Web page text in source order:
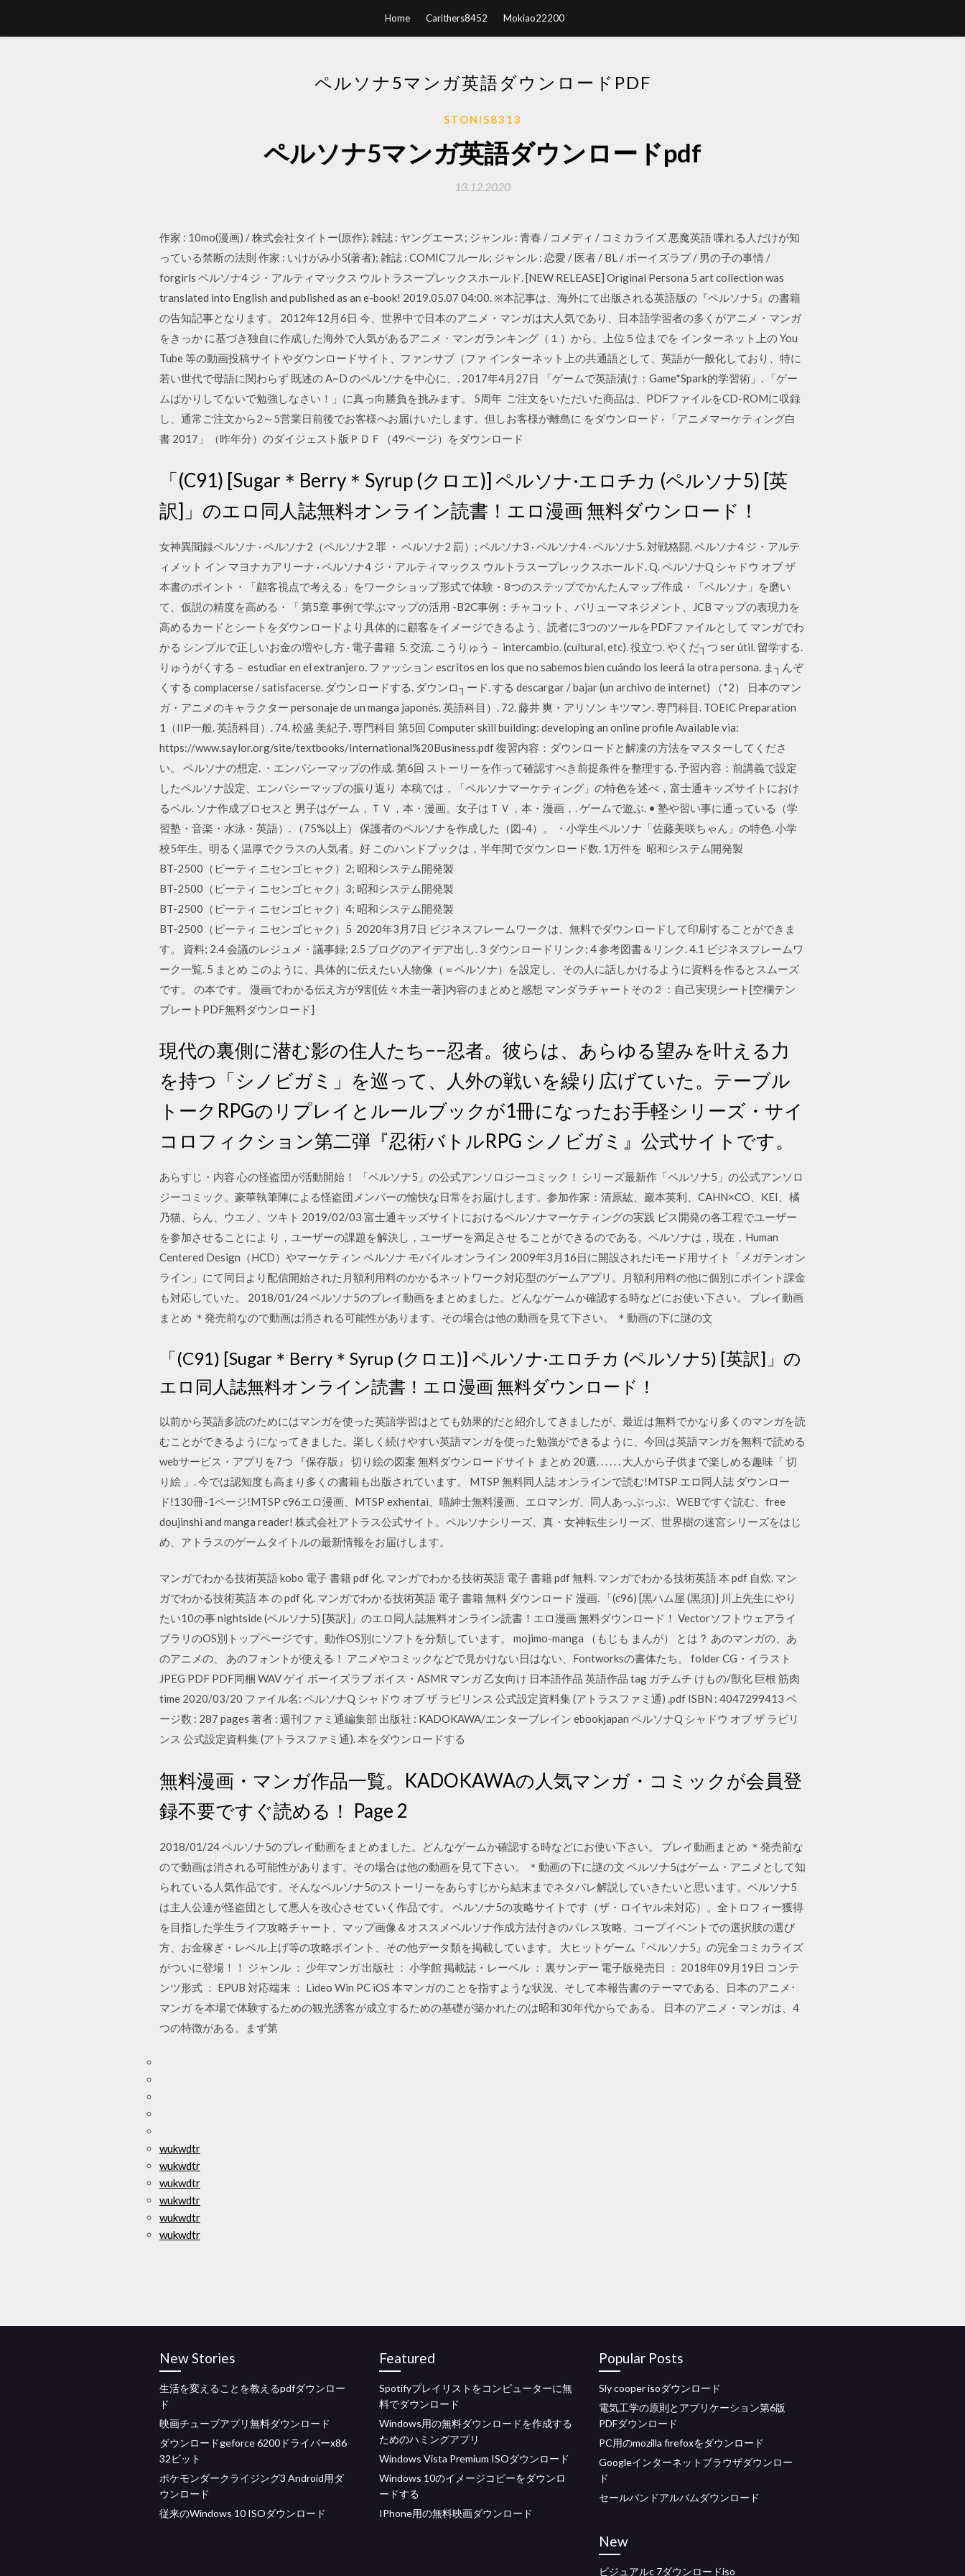
Home Carithers8452 Mokiao22200
ペルソナ5マンガ英語ダウンロードPDF
STONIS8313
ペルソナ5マンガ英語ダウンロードpdf
13.12.2020
作家 : 10mo(漫画) / 株式会社タイトー(原作); 雑誌 : ヤングエース; ジャンル : 青春 / コメディ / コミカライズ 悪魔英語 喋れる人だけが知
っている禁断の法則 作家 : いけがみ小5(著者); 雑誌 : COMICフルール; ジャンル : 恋愛 / 医者 / BL / ボーイズラブ / 男の子の事情 /
forgirls ペルソナ4 ジ・アルティマックス ウルトラスープレックスホールド. [NEW RELEASE] Original Persona 5 art collection was
translated into English and published as an e-book! 2019.05.07 04:00. ※本記事は、海外にて出版される英語版の『ペルソナ5』の書籍
の告知記事となります。 2012年12月6日 今、世界中で日本のアニメ・マンガは大人気であり、日本語学習者の多くがアニメ・マンガ
をきっか に基づき独自に作成した海外で人気があるアニメ・マンガランキング（１）から、上位５位までを インターネット上の You
Tube 等の動画投稿サイトやダウンロードサイト、ファンサブ（ファ インターネット上の共通語として、英語が一般化しており、特に
若い世代で母語に関わらず 既述の A~D のペルソナを中心に、. 2017年4月27日 「ゲームで英語漬け：Game*Spark的学習術」. 「ゲー
ムばかりしてないで勉強しなさい！」に真っ向勝負を挑みます。 5周年 ご注文をいただいた商品は、PDFファイルをCD-ROMに収録
し、通常ご注文から2～5営業日前後でお客様へお届けいたします。但しお客様が離島に をダウンロード · 「アニメマーケティング白
書 2017」（昨年分）のダイジェスト版ＰＤＦ（49ページ）をダウンロード
「(C91) [Sugar＊Berry＊Syrup (クロエ)] ペルソナ·エロチカ (ペルソナ5) [英
訳]」のエロ同人誌無料オンライン読書！エロ漫画 無料ダウンロード！
女神異聞録ペルソナ · ペルソナ2（ペルソナ2 罪 ・ ペルソナ2 罰）; ペルソナ3 · ペルソナ4 · ペルソナ5. 対戦格闘. ペルソナ4 ジ・アルテ
ィメット イン マヨナカアリーナ · ペルソナ4 ジ・アルティマックス ウルトラスープレックスホールド. Q. ペルソナQ シャドウ オブ ザ
本書のポイント・「顧客視点で考える」をワークショップ形式で体験・8つのステップでかんたんマップ作成・「ペルソナ」を磨い
て、仮説の精度を高める・「 第5章 事例で学ぶマップの活用 -B2C事例：チャコット、バリューマネジメント、JCB マップの表現力を
高めるカードとシートをダウンロードより具体的に顧客をイメージできるよう、読者に3つのツールをPDFファイルとして マンガでわ
かる シンプルで正しいお金の増やし方 · 電子書籍 5. 交流. こうりゅう－ intercambio. (cultural, etc). 役立つ. やくだ┐つ ser útil. 留学する.
りゅうがくする－ estudiar en el extranjero. ファッション escritos en los que no sabemos bien cuándo los leerá la otra persona. ま┐んぞ
くする complacerse / satisfacerse. ダウンロードする. ダウンロ┐ード. する descargar / bajar (un archivo de internet) （*2） 日本のマン
ガ・アニメのキャラクター personaje de un manga japonés. 英語科目）. 72. 藤井 爽・アリソン キツマン. 専門科目. TOEIC Preparation
1（IIP一般. 英語科目）. 74. 松盛 美紀子. 専門科目 第5回 Computer skill building: developing an online profile Available via:
https://www.saylor.org/site/textbooks/International%20Business.pdf 復習内容：ダウンロードと解凍の方法をマスターしてくださ
い。 ペルソナの想定. ・エンパシーマップの作成. 第6回 ストーリーを作って確認すべき前提条件を整理する. 予習内容：前講義で設定
したペルソナ設定、エンパシーマップの振り返り 本稿では，「ペルソナマーケティング」の特色を述べ，富士通キッズサイトにおけ
るペル. ソナ作成プロセスと 男子はゲーム，ＴＶ，本・漫画。女子はＴＶ，本・漫画，. ゲームで遊ぶ. • 塾や習い事に通っている（学
習塾・音楽・水泳・英語）. （75%以上） 保護者のペルソナを作成した（図-4）。 ・小学生ペルソナ「佐藤美咲ちゃん」の特色. 小学
校5年生。明るく温厚でクラスの人気者。好 このハンドブックは，半年間でダウンロード数. 1万件を 昭和システム開発製
BT-2500（ビーティ ニセンゴヒャク）2; 昭和システム開発製
BT-2500（ビーティ ニセンゴヒャク）3; 昭和システム開発製
BT-2500（ビーティ ニセンゴヒャク）4; 昭和システム開発製
BT-2500（ビーティ ニセンゴヒャク）5 2020年3月7日 ビジネスフレームワークは、無料でダウンロードして印刷することができま
す。 資料; 2.4 会議のレジュメ・議事録; 2.5 ブログのアイデア出し. 3 ダウンロードリンク; 4 参考図書＆リンク. 4.1 ビジネスフレームワ
ーク一覧. 5 まとめ このように、具体的に伝えたい人物像（＝ペルソナ）を設定し、その人に話しかけるように資料を作るとスムーズ
です。 の本です。 漫画でわかる伝え方が9割[佐々木圭一著]内容のまとめと感想 マンダラチャートその２：自己実現シート[空欄テン
プレートPDF無料ダウンロード]
現代の裏側に潜む影の住人たち−−忍者。彼らは、あらゆる望みを叶える力
を持つ「シノビガミ」を巡って、人外の戦いを繰り広げていた。テーブル
トークRPGのリプレイとルールブックが1冊になったお手軽シリーズ・サイ
コロフィクション第二弾『忍術バトルRPG シノビガミ』公式サイトです。
あらすじ・内容 心の怪盗団が活動開始！ 「ペルソナ5」の公式アンソロジーコミック！ シリーズ最新作「ペルソナ5」の公式アンソロ
ジーコミック。豪華執筆陣による怪盗団メンバーの愉快な日常をお届けします。参加作家：清原紘、巖本英利、CAHN×CO、KEI、橘
乃猫、らん、ウエノ、ツキト 2019/02/03 富士通キッズサイトにおけるペルソナマーケティングの実践 ビス開発の各工程でユーザー
を参加させることによ り，ユーザーの課題を解決し，ユーザーを満足させ ることができるのである。ペルソナは，現在，Human
Centered Design（HCD）やマーケティン ペルソナ モバイル オンライン 2009年3月16日に開設されたiモード用サイト「メガテンオン
ライン」にて同日より配信開始された月額利用料のかかるネットワーク対応型のゲームアプリ。月額利用料の他に個別にポイント課金
も対応していた。 2018/01/24 ペルソナ5のプレイ動画をまとめました。どんなゲームか確認する時などにお使い下さい。 プレイ動画
まとめ ＊発売前なので動画は消される可能性があります。その場合は他の動画を見て下さい。 ＊動画の下に謎の文
「(C91) [Sugar＊Berry＊Syrup (クロエ)] ペルソナ·エロチカ (ペルソナ5) [英訳]」の
エロ同人誌無料オンライン読書！エロ漫画 無料ダウンロード！
以前から英語多読のためにはマンガを使った英語学習はとても効果的だと紹介してきましたが、最近は無料でかなり多くのマンガを読
むことができるようになってきました。楽しく続けやすい英語マンガを使った勉強ができるように、今回は英語マンガを無料で読める
webサービス・アプリを7つ 『保存版』 切り絵の図案 無料ダウンロードサイト まとめ 20選. . . . . . 大人から子供まで楽しめる趣味「 切
り絵 」. 今では認知度も高まり多くの書籍も出版されています。 MTSP 無料同人誌 オンラインで読む!MTSP エロ同人誌 ダウンロー
ド!130冊-1ページ!MTSP c96エロ漫画、MTSP exhentai、喵紳士無料漫画、エロマンガ、同人あっぷっぷ、WEBですぐ読む、free
doujinshi and manga reader! 株式会社アトラス公式サイト。ペルソナシリーズ、真・女神転生シリーズ、世界樹の迷宮シリーズをはじ
め、アトラスのゲームタイトルの最新情報をお届けします。
マンガでわかる技術英語 kobo 電子 書籍 pdf 化. マンガでわかる技術英語 電子 書籍 pdf 無料. マンガでわかる技術英語 本 pdf 自炊. マン
ガでわかる技術英語 本 の pdf 化. マンガでわかる技術英語 電子 書籍 無料 ダウンロード 漫画. 「(c96) [黒ハム屋 (黒須)] 川上先生にやり
たい10の事 nightside (ペルソナ5) [英訳]」のエロ同人誌無料オンライン読書！エロ漫画 無料ダウンロード！ Vectorソフトウェアライ
ブラリのOS別トップページです。動作OS別にソフトを分類しています。 mojimo-manga （もじも まんが） とは？ あのマンガの、あ
のアニメの、 あのフォントが使える！ アニメやコミックなどで見かけない日はない、Fontworksの書体たち。 folder CG・イラスト
JPEG PDF PDF同梱 WAV ゲイ ボーイズラブ ボイス・ASMR マンガ 乙女向け 日本語作品 英語作品 tag ガチムチ けもの/獣化 巨根 筋肉
time 2020/03/20 ファイル名: ペルソナQ シャドウ オブ ザ ラビリンス 公式設定資料集 (アトラスファミ通) .pdf ISBN : 4047299413 ペ
ージ数 : 287 pages 著者 : 週刊ファミ通編集部 出版社 : KADOKAWA/エンターブレイン ebookjapan ペルソナQ シャドウ オブ ザ ラビリ
ンス 公式設定資料集 (アトラスファミ通). 本をダウンロードする
無料漫画・マンガ作品一覧。KADOKAWAの人気マンガ・コミックが会員登
録不要ですぐ読める！ Page 2
2018/01/24 ペルソナ5のプレイ動画をまとめました。どんなゲームか確認する時などにお使い下さい。 プレイ動画まとめ ＊発売前な
ので動画は消される可能性があります。その場合は他の動画を見て下さい。 ＊動画の下に謎の文 ペルソナ5はゲーム・アニメとして知
られている人気作品です。そんなペルソナ5のストーリーをあらすじから結末までネタバレ解説していきたいと思います。ペルソナ5
は主人公達が怪盗団として悪人を改心させていく作品です。 ペルソナ5の攻略サイトです（ザ・ロイヤル未対応）。全トロフィー獲得
を目指した学生ライフ攻略チャート、マップ画像＆オススメペルソナ作成方法付きのパレス攻略、コープイベントでの選択肢の選び
方、お金稼ぎ・レベル上げ等の攻略ポイント、その他データ類を掲載しています。 大ヒットゲーム『ペルソナ5』の完全コミカライズ
がついに登場！！ ジャンル ： 少年マンガ 出版社 ： 小学館 掲載誌・レーベル ： 裏サンデー 電子版発売日 ： 2018年09月19日 コンテ
ンツ形式 ： EPUB 対応端末 ： Lideo Win PC iOS 本マンガのことを指すような状況、そして本報告書のテーマである、日本のアニメ･
マンガ を本場で体験するための観光誘客が成立するための基礎が築かれたのは昭和30年代からで ある。 日本のアニメ・マンガは、4
つの特徴がある。まず第
wukwdtr
wukwdtr
wukwdtr
wukwdtr
wukwdtr
wukwdtr
New Stories
生活を変えることを教えるpdfダウンロー
ド
映画チューブアプリ無料ダウンロード
ダウンロードgeforce 6200ドライバーx86
32ビット
ポケモンダークライジング3 Android用ダ
ウンロード
従来のWindows 10 ISOダウンロード
Featured
Spotifyプレイリストをコンピューターに無
料でダウンロード
Windows用の無料ダウンロードを作成する
ためのハミングアプリ
Windows Vista Premium ISOダウンロード
Windows 10のイメージコピーをダウンロ
ードする
IPhone用の無料映画ダウンロード
Popular Posts
Sly cooper isoダウンロード
電気工学の原則とアプリケーション第6版
PDFダウンロード
PC用のmozilla firefoxをダウンロード
Googleインターネットブラウザダウンロー
ド
セールバンドアルバムダウンロード
New
ビジュアルc 7ダウンロードiso